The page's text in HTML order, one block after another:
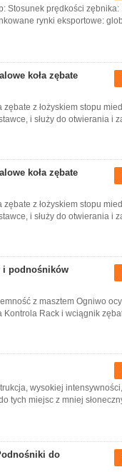
Stosunek prędkości zębnika:
rynki eksportowe:
koła zębate
z łożyskiem stopu
i służy do otwierania i
koła zębate
z łożyskiem stopu
i służy do otwierania i
i podnośników
z masztem Ogniwo
Rack i wciągnik
wysokiej intensywności,
tych miejsc z mniej
do